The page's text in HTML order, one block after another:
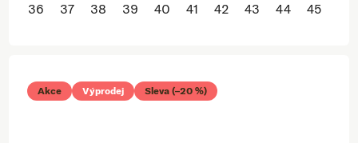
36 37 38 39 40 41 42 43 44 45
Akce Výprodej Sleva (–20 %)